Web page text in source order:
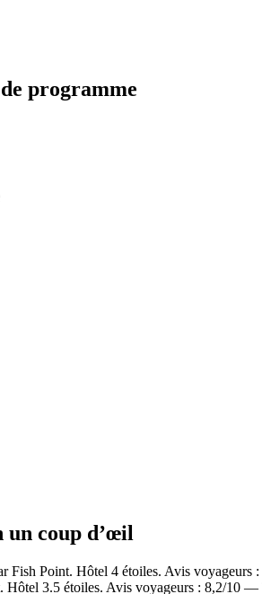
programme
un coup d’œil
Fish Point. Hôtel 4 étoiles. Avis
3.5 étoiles. Avis voyageurs : 8,2/10 —